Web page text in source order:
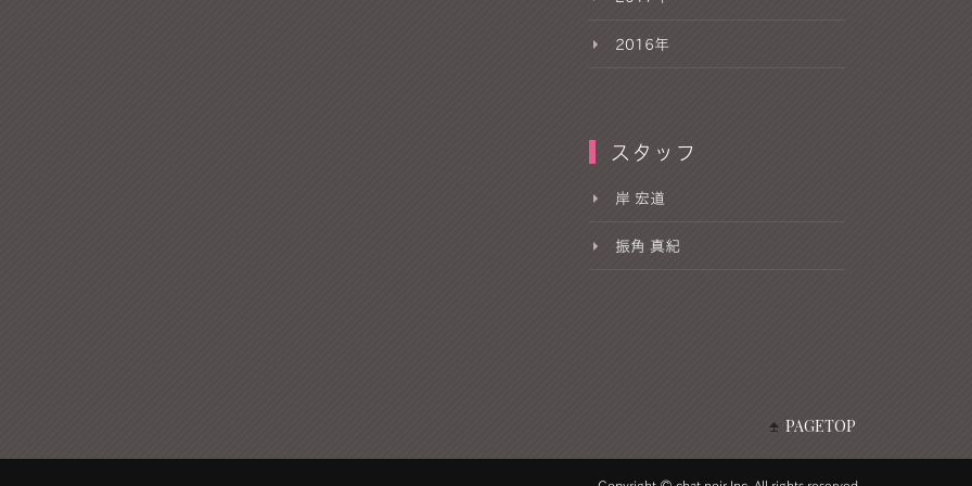
2016年
スタッフ
岸 宏道
振角 真紀
PAGETOP